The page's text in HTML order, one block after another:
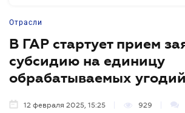
Отрасли
В ГАР стартует прием
субсидию на единицу
обрабатываемых угодий
12 февраля 2025, 15:25 929